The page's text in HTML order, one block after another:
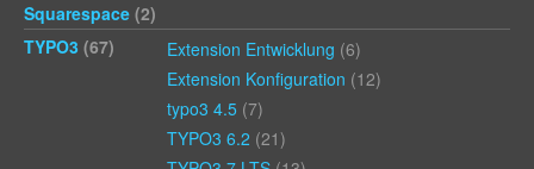
Squarespace (2)
TYPO3 (67) Extension Entwicklung (6)
Extension Konfiguration (12)
typo3 4.5 (7)
TYPO3 6.2 (21)